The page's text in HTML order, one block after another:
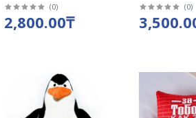
(0)
2,800.00₸
лежачая (0)